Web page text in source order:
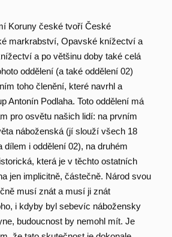
Koruny české tvoří České
markrabství, Opavské knížectví a
a po většinu doby také celá
oddělení (a také oddělení 02)
toho členění, které navrhl a
Antonín Podlaha. Toto oddělení má
pro osvětu našich lidí: na prvním
náboženská (jí slouží všech 18
dílem i oddělení 02), na druhém
která je v těchto ostatních
jen implicitně, částečně. Národ svou
musí znát a musí ji znát
i kdyby byl sebevíc nábožensky
budoucnost by nemohl mít. Je